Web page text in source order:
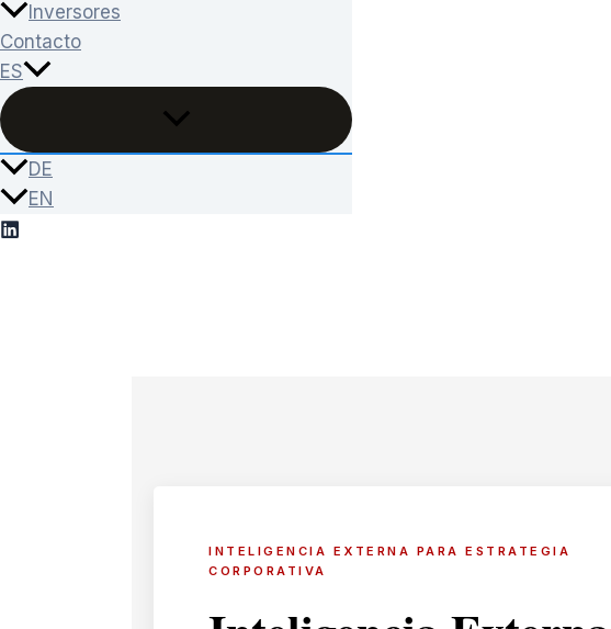
Inversores
Contacto
ES
DE
EN
INTELIGENCIA EXTERNA PARA ESTRATEGIA
CORPORATIVA